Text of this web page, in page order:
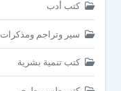
كتب أدب
سير وتراجم ومذكرات
كتب تنمية بشرية